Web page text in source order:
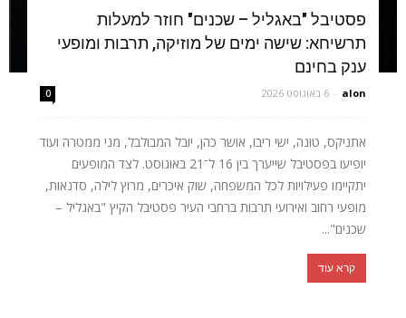
פסטיבל "באגליל – שכנים" חוזר למעלות
תרשיחא: שישה ימים של מוזיקה, תרבות ומופעי
ענק בחינם
alon
- 6 באוגוסט 2026 0
אתניקס, טונה, ישי ריבו, אושר כהן, יובל המבולבל, מני ממטרה ועוד
יופיעו בפסטיבל שייערך בין 16 ל־21 באוגוסט. לצד המופעים
יתקיימו פעילויות לכל המשפחה, שוק איכרים, מרוץ לילה, סדנאות,
מופעי רחוב ואירועי תרבות ברחבי העיר פסטיבל הקיץ "באגליל –
שכנים"...
קרא עוד